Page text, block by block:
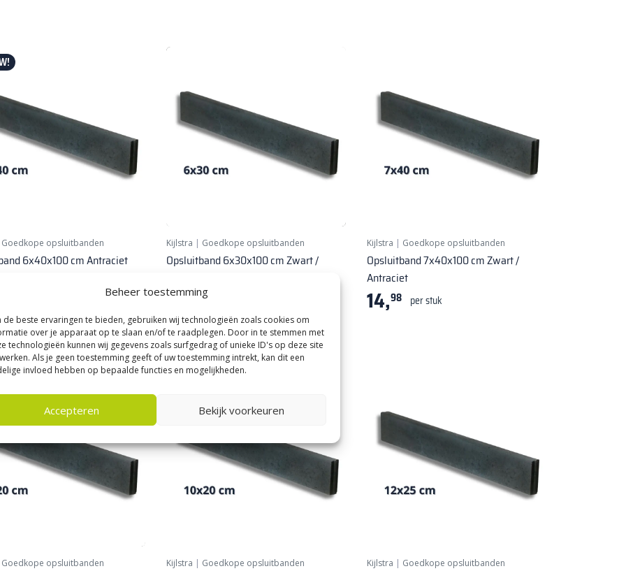
Beheer toestemming
de beste ervaringen te bieden, gebruiken wij technologieën zoals cookies om
over je apparaat op te slaan en/of te raadplegen. Door in te stemmen met
technologieën kunnen wij gegevens zoals surfgedrag of unieke ID's op deze site
Als je geen toestemming geeft of uw toestemming intrekt, kan dit een
invloed hebben op bepaalde functies en mogelijkheden.
Accepteren Bekijk voorkeuren
Goedkope opsluitbanden
6x40x100 cm Antraciet
Kijlstra | Goedkope opsluitbanden
Opsluitband 6x30x100 cm Zwart /
7,98 per stuk
Kijlstra | Goedkope opsluitbanden
Opsluitband 7x40x100 cm Zwart /
Antraciet
14,98 per stuk
Goedkope opsluitbanden Kijlstra | Goedkope opsluitbanden Kijlstra | Goedkope opsluitbanden